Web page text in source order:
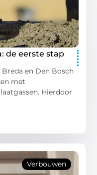
de eerste stap
en Den Bosch
met
Hierdoor
Verbouwen